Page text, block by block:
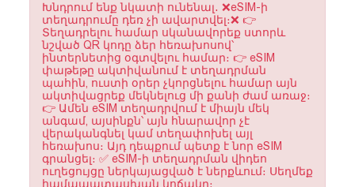
Խնդրում ենք նկատի ունենալ․ ❌eSIM-ի
տեղադրումը դեռ չի ավարտվել։❌ 👉
Տեղադրելու համար սկանավորեք ստորև
նշված QR կոդը ձեր հեռախոսով՝
ինտերնետից օգտվելու համար։ 👉 eSIM
փաթեթը ակտիվանում է տեղադրման
պահին, ուստի օրեր չկորցնելու համար այն
ակտիվացրեք մեկնելուց մի քանի ժամ առաջ։
👉 Ամեն eSIM տեղադրվում է միայն մեկ
անգամ, այսինքն՝ այն հնարավոր չէ
վերականգնել կամ տեղափոխել այլ
հեռախոս։ Այդ դեպքում պետք է նոր eSIM
գրանցել։ ✅ eSIM-ի տեղադրման վիդեո
ուղեցույցը ներկայացված է ներքևում։ Սեղմեք
համապատասխան կոճակը։